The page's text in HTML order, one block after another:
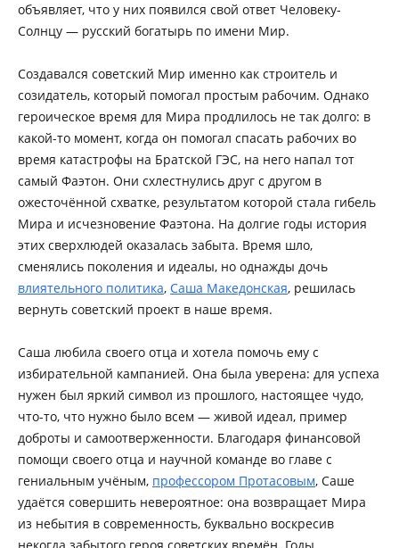
объявляет, что у них появился свой ответ Человеку-
Солнцу — русский богатырь по имени Мир.
Создавался советский Мир именно как строитель и
созидатель, который помогал простым рабочим. Однако
героическое время для Мира продлилось не так долго: в
какой-то момент, когда он помогал спасать рабочих во
время катастрофы на Братской ГЭС, на него напал тот
самый Фаэтон. Они схлестнулись друг с другом в
ожесточённой схватке, результатом которой стала гибель
Мира и исчезновение Фаэтона. На долгие годы история
этих сверхлюдей оказалась забыта. Время шло,
сменялись поколения и идеалы, но однажды дочь
влиятельного политика, Саша Македонская, решилась
вернуть советский проект в наше время.
Саша любила своего отца и хотела помочь ему с
избирательной кампанией. Она была уверена: для успеха
нужен был яркий символ из прошлого, настоящее чудо,
что-то, что нужно было всем — живой идеал, пример
доброты и самоотверженности. Благодаря финансовой
помощи своего отца и научной команде во главе с
гениальным учёным, профессором Протасовым, Саше
удаётся совершить невероятное: она возвращает Мира
из небытия в современность, буквально воскресив